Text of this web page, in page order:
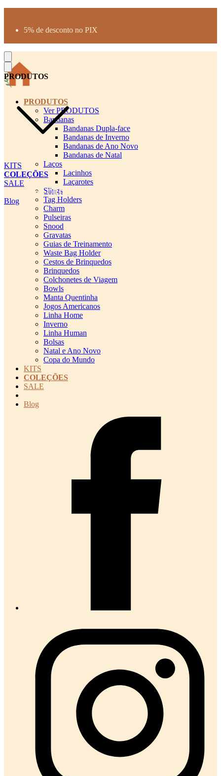
5% de desconto no PIX
PRODUTOS
KITS
COLEÇÕES
SALE
cadastro pet QRCODE
Blog
PRODUTOS
Ver PRODUTOS
Bandanas
Bandanas Dupla-face
Bandanas de Inverno
Bandanas de Ano Novo
Bandanas de Natal
Laços
Lacinhos
Laçarotes
Slings
Tag Holders
Charm
Pulseiras
Snood
Gravatas
Guias de Treinamento
Waste Bag Holder
Cestos de Brinquedos
Brinquedos
Colchonetes de Viagem
Bowls
Manta Quentinha
Jogos Americanos
Linha Home
Inverno
Linha Human
Bolsas
Natal e Ano Novo
Copa do Mundo
KITS
COLEÇÕES
SALE
Blog